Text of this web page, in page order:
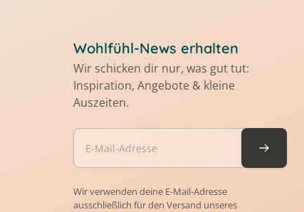
Wohlfühl-News erhalten
Wir schicken dir nur, was gut tut:
Inspiration, Angebote & kleine
Auszeiten.
Wir verwenden deine E-Mail-Adresse
ausschließlich für den Versand unseres